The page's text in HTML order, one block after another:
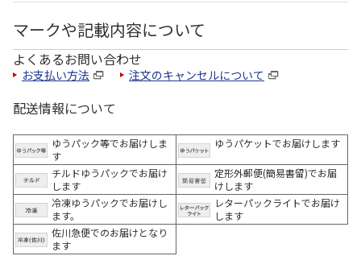
マークや記載内容について
よくあるお問い合わせ
お支払い方法 注文のキャンセルについて
配送情報について
ゆうパック等でお届けしま
す
ゆうパケットでお届けします
チルドゆうパックでお届け
します
定形外郵便(簡易書留)でお届
けします
冷凍ゆうパックでお届けし
ます。
レターパックライトでお届け
します
佐川急便でのお届けとなり
ます